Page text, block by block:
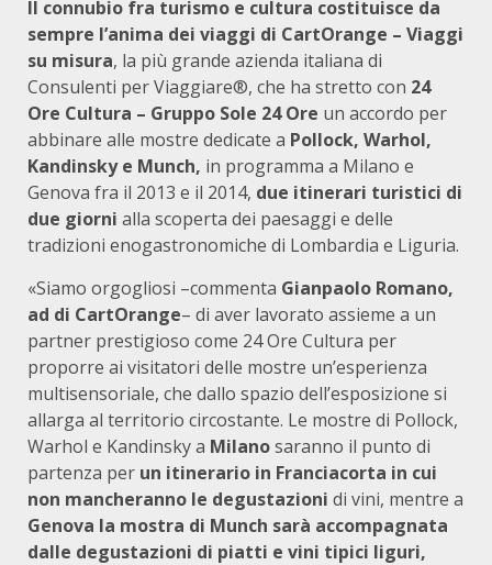
Il connubio fra turismo e cultura costituisce da
sempre l’anima dei viaggi di CartOrange – Viaggi
su misura, la più grande azienda italiana di
Consulenti per Viaggiare®, che ha stretto con 24
Ore Cultura – Gruppo Sole 24 Ore un accordo per
abbinare alle mostre dedicate a Pollock, Warhol,
Kandinsky e Munch, in programma a Milano e
Genova fra il 2013 e il 2014, due itinerari turistici di
due giorni alla scoperta dei paesaggi e delle
tradizioni enogastronomiche di Lombardia e Liguria.
«Siamo orgogliosi –commenta Gianpaolo Romano,
ad di CartOrange– di aver lavorato assieme a un
partner prestigioso come 24 Ore Cultura per
proporre ai visitatori delle mostre un’esperienza
multisensoriale, che dallo spazio dell’esposizione si
allarga al territorio circostante. Le mostre di Pollock,
Warhol e Kandinsky a Milanosaranno il punto di
partenza per un itinerario in Franciacorta in cui
non mancheranno le degustazioni di vini, mentre a
Genova la mostra di Munch sarà accompagnata
dalle degustazioni di piatti e vini tipici liguri,